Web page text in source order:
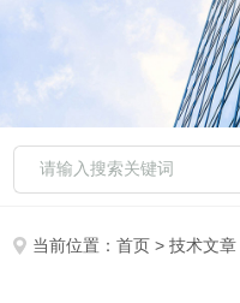
当前位置：首页 >技术文章